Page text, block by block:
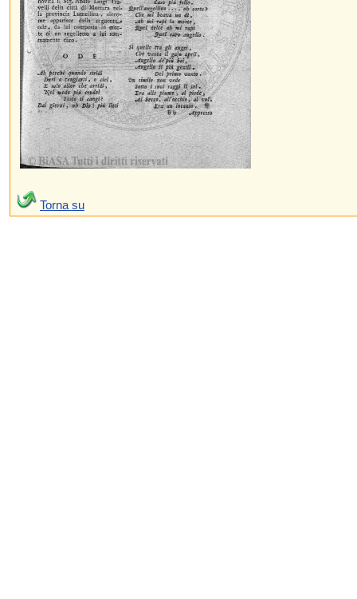
Torna su